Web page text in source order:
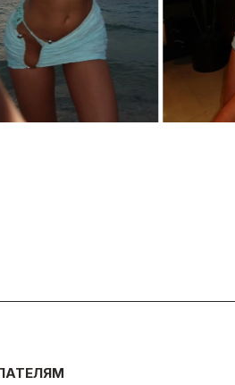
STATUETTE ПЛАТЬЕ